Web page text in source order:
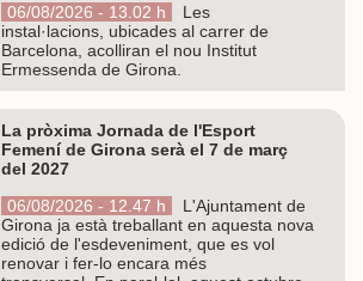
06/08/2026 - 13.02 h
Les
instal·lacions, ubicades al carrer de
Barcelona, acolliran el nou Institut
Ermessenda de Girona.
La pròxima Jornada de l'Esport
Femení de Girona serà el 7 de març
del 2027
06/08/2026 - 12.47 h
L'Ajuntament de
Girona ja està treballant en aquesta nova
edició de l'esdeveniment, que es vol
renovar i fer-lo encara més